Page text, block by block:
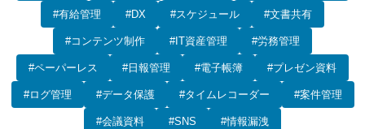
#有給管理 #DX #スケジュール #文書共有
#コンテンツ制作 #IT資産管理 #労務管理
#ペーパーレス #日報管理 #電子帳簿 #プレゼン資料
#ログ管理 #データ保護 #タイムレコーダー #案件管理
#会議資料 #SNS #情報漏洩